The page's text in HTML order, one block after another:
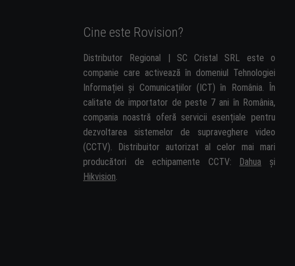
Cine este Rovision?
Distributor Regional | SC Cristal SRL este o
companie care activează în domeniul Tehnologiei
Informației și Comunicațiilor (ICT) în România. În
calitate de importator de peste 7 ani în România,
compania noastră oferă servicii esențiale pentru
dezvoltarea sistemelor de supraveghere video
(CCTV). Distribuitor autorizat al celor mai mari
producători de echipamente CCTV: Dahua și
Hikvision